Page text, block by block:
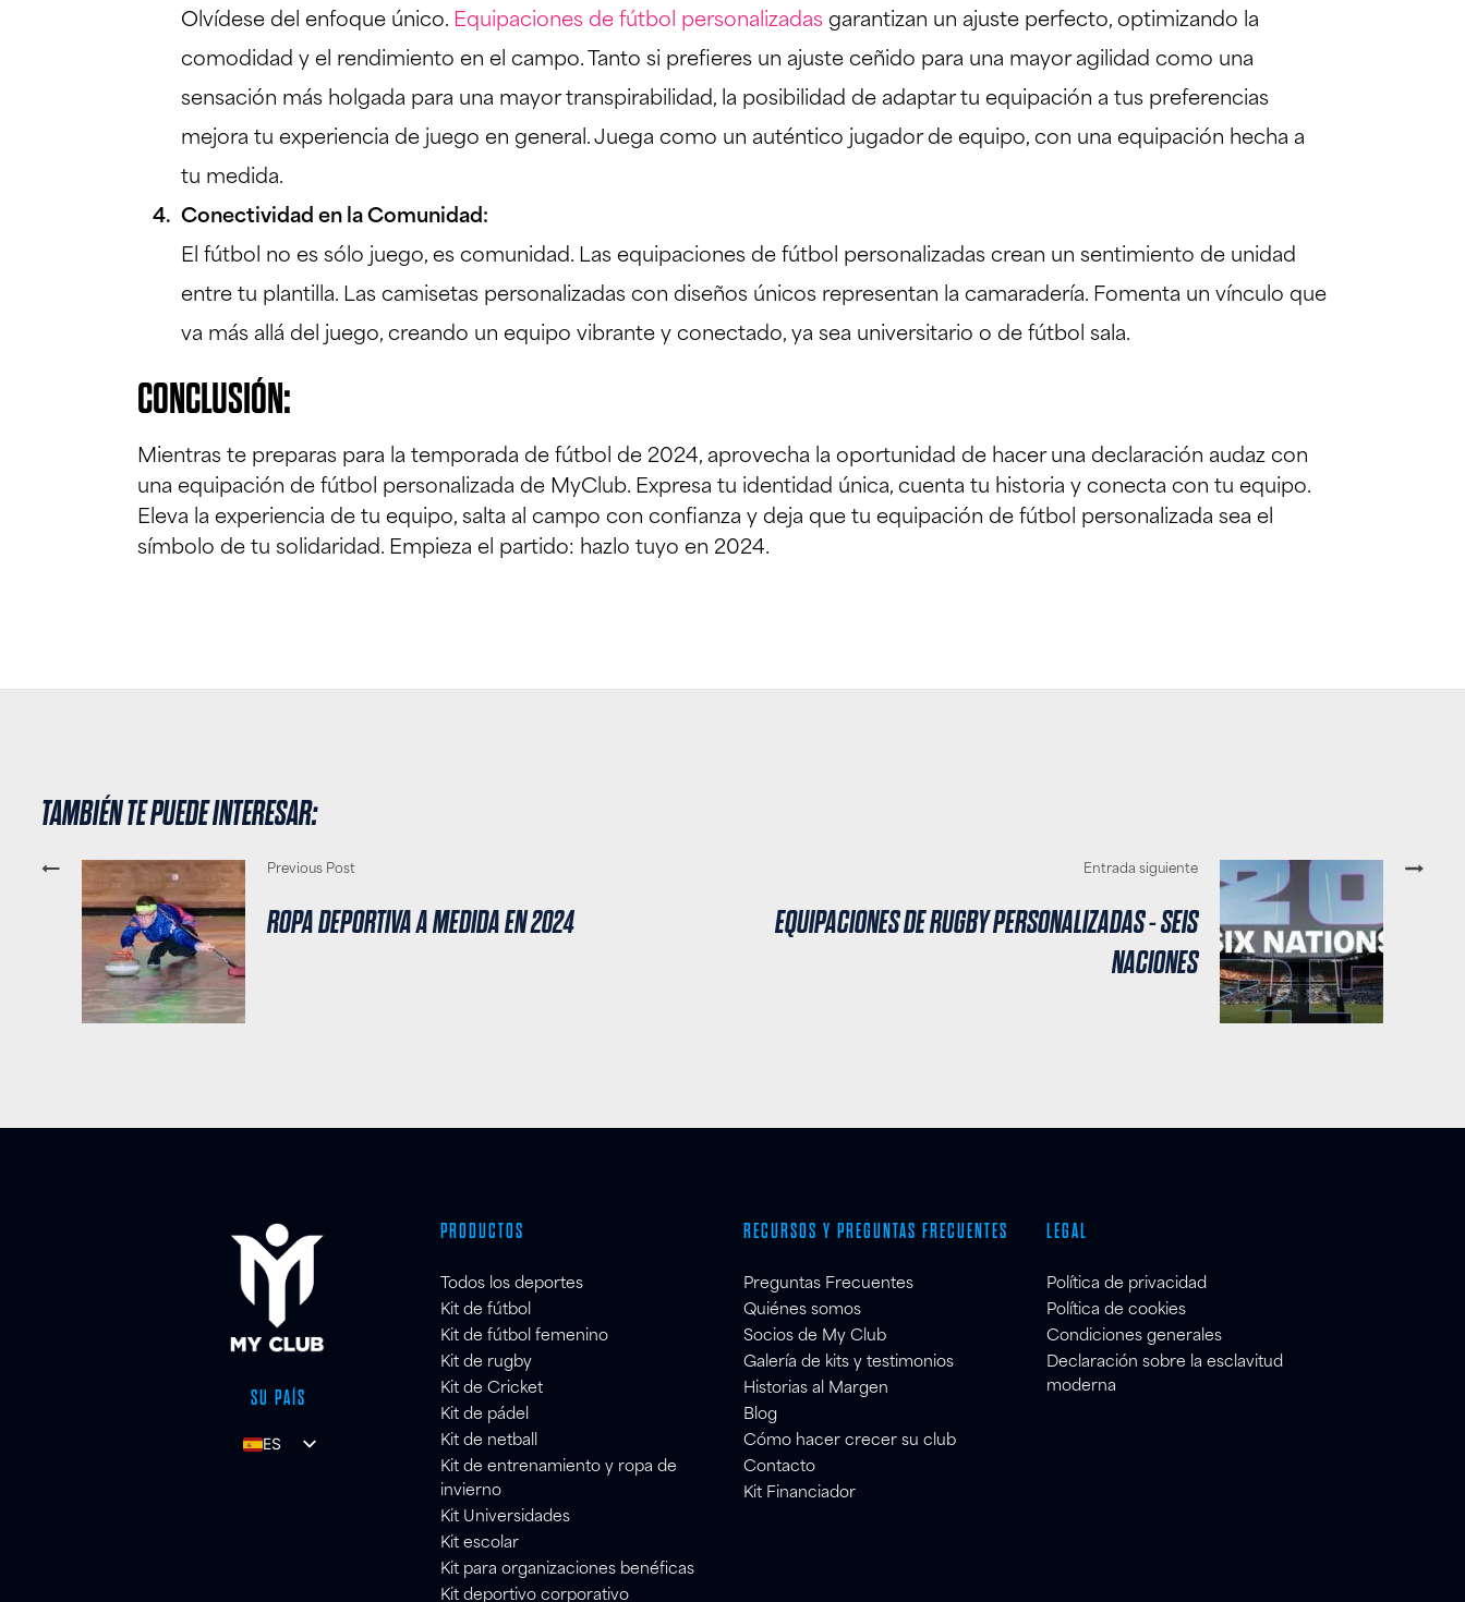
Olvídese del enfoque único. Equipaciones de fútbol personalizadas garantizan un ajuste perfecto, optimizando la
comodidad y el rendimiento en el campo. Tanto si prefieres un ajuste ceñido para una mayor agilidad como una
sensación más holgada para una mayor transpirabilidad, la posibilidad de adaptar tu equipación a tus preferencias
mejora tu experiencia de juego en general. Juega como un auténtico jugador de equipo, con una equipación hecha a
tu medida.
Conectividad en la Comunidad:
El fútbol no es sólo juego, es comunidad. Las equipaciones de fútbol personalizadas crean un sentimiento de unidad
entre tu plantilla. Las camisetas personalizadas con diseños únicos representan la camaradería. Fomenta un vínculo que
va más allá del juego, creando un equipo vibrante y conectado, ya sea universitario o de fútbol sala.
CONCLUSIÓN:
Mientras te preparas para la temporada de fútbol de 2024, aprovecha la oportunidad de hacer una declaración audaz con
una equipación de fútbol personalizada de MyClub. Expresa tu identidad única, cuenta tu historia y conecta con tu equipo.
Eleva la experiencia de tu equipo, salta al campo con confianza y deja que tu equipación de fútbol personalizada sea el
símbolo de tu solidaridad. Empieza el partido: hazlo tuyo en 2024.
TAMBIÉN TE PUEDE INTERESAR:
Previous Post
ROPA DEPORTIVA A MEDIDA EN 2024
Entrada siguiente
EQUIPACIONES DE RUGBY PERSONALIZADAS - SEIS
NACIONES
SU PAÍS
ES
PRODUCTOS
Todos los deportes
Kit de fútbol
Kit de fútbol femenino
Kit de rugby
Kit de Cricket
Kit de pádel
Kit de netball
Kit de entrenamiento y ropa de
invierno
Kit Universidades
Kit escolar
Kit para organizaciones benéficas
Kit deportivo corporativo
RECURSOS Y PREGUNTAS FRECUENTES
Preguntas Frecuentes
Quiénes somos
Socios de My Club
Galería de kits y testimonios
Historias al Margen
Blog
Cómo hacer crecer su club
Contacto
Kit Financiador
LEGAL
Política de privacidad
Política de cookies
Condiciones generales
Declaración sobre la esclavitud
moderna